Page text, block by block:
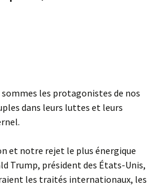
Valeursles protagonistes de nos
dans leurs luttes et leurs
et notre rejet le plus énergique
Trump, président des États-Unis,
les traités internationaux, les